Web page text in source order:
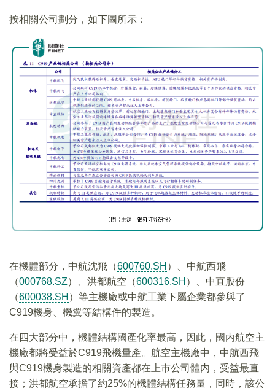
按相關公司劃分，如下圖所示：
在機體部分，中航沈飛（600760.SH ）、中航西飛
（000768.SZ）、洪都航空（600316.SH ）、中直股份
（600038.SH ）等主機廠或中航工業下屬企業都參與了
C919機身、機翼等結構件的製造。
在四大部分中，機體結構國產化率最高，因此，國内航空主
機廠都將受益於C919飛機量產。航空主機廠中，中航西飛
與C919機身製造的相關資產都在上市公司體内，受益最直
接；洪都航空承擔了約25%的機體結構任務量，同時，該公